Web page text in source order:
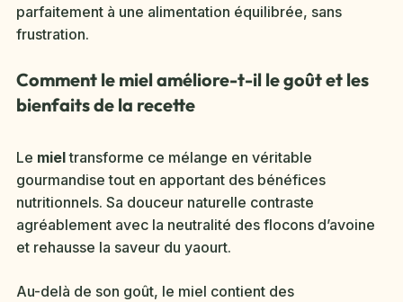
parfaitement à une alimentation équilibrée, sans
frustration.
Comment le miel améliore-t-il le goût et les
bienfaits de la recette
Le mieltransforme ce mélange en véritable
gourmandise tout en apportant des bénéfices
nutritionnels. Sa douceur naturelle contraste
agréablement avec la neutralité des flocons d’avoine
et rehausse la saveur du yaourt.
Au-delà de son goût, le miel contient des